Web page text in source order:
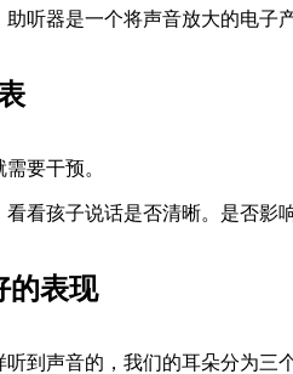
听器是一个将声音放大的电子产
要干预。
看孩子说话是否清晰。是否
的表现
到声音的，我们的耳朵分为三